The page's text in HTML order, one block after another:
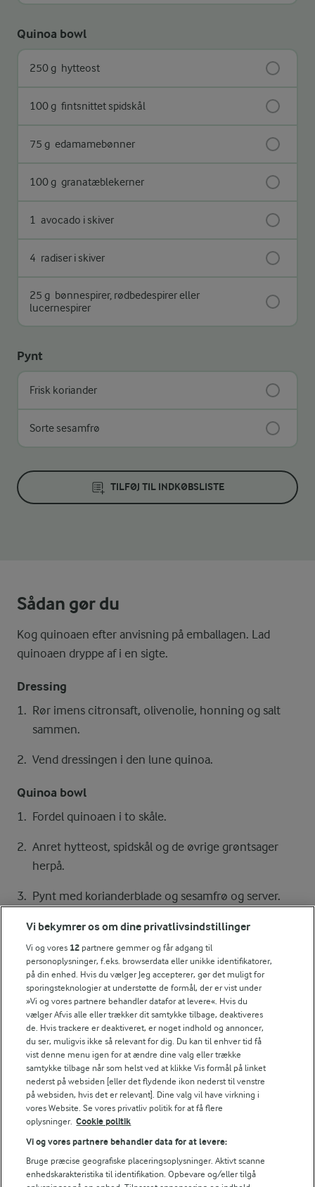
Quinoa bowl
250 g hytteost
100 g fintsnittet spidskål
75 g edamamebønner
100 g granatæblekerner
1 avocado i skiver
4 radiser i skiver
25 g bønnespirer, rødbedespirer eller
lucernespirer
Pynt
Frisk koriander
Sorte sesamfrø
TILFØJ TIL INDKØBSLISTE
Sådan gør du
Kog quinoaen efter anvisning på emballagen. Lad
quinoaen dryppe af i en sigte.
Dressing
Rør imens citronsaft, olivenolie, honning og salt
sammen.
Vend dressingen i den lune quinoa.
Quinoa bowl
Fordel quinoaen i to skåle.
Anret hytteost, spidskål og de øvrige grøntsager
herpå.
Pynt med korianderblade og sesamfrø og server.
Bedømmelse
1 2 3 4 5
NÆRINGSINDHOLD, PR 100 G
Energiindhold:
419 kJ / 100 kcal
Energifordeling
ENERGI PR 100 G
For at se denne video skal du give tilladelse
GIV TILLADELSE HER
Vi bekymrer os om dine privatlivsindstillinger
Vi og vores 12 partnere gemmer og får adgang til
personoplysninger, f.eks. browserdata eller unikke identifikatorer,
på din enhed. Hvis du vælger Jeg accepterer, gør det muligt for
sporingsteknologier at understøtte de formål, der er vist under
»Vi og vores partnere behandler datafor at levere«. Hvis du
vælger Afvis alle eller trækker dit samtykke tilbage, deaktiveres
de. Hvis trackere er deaktiveret, er noget indhold og annoncer,
du ser, muligvis ikke så relevant for dig. Du kan til enhver tid få
vist denne menu igen for at ændre dine valg eller trække
samtykke tilbage når som helst ved at klikke Vis formål på linket
nederst på websiden [eller det flydende ikon nederst til venstre
på websiden, hvis det er relevant]. Dine valg vil have virkning i
vores Website. Se vores privatliv politik for at få flere
oplysninger. Cookie politik
Vi og vores partnere behandler data for at levere:
Bruge præcise geografiske placeringsoplysninger. Aktivt scanne
enhedskarakteristika til identifikation. Opbevare og/eller tilgå